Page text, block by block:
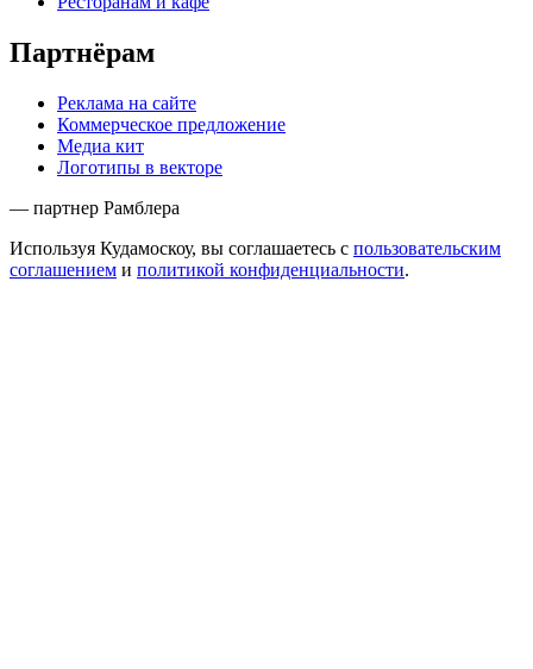
Партнёрам
Реклама на сайте
Коммерческое предложение
Медиа кит
Логотипы в векторе
— партнер Рамблера
Используя Кудамоскоу, вы соглашаетесь с пользовательским
соглашением и политикой конфиденциальности.